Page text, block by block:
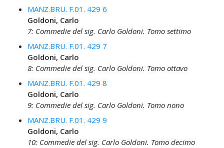
MANZ.BRU. F.01. 429 6
Goldoni, Carlo
7: Commedie del sig. Carlo Goldoni. Tomo settimo
MANZ.BRU. F.01. 429 7
Goldoni, Carlo
8: Commedie del sig. Carlo Goldoni. Tomo ottavo
MANZ.BRU. F.01. 429 8
Goldoni, Carlo
9: Commedie del sig. Carlo Goldoni. Tomo nono
MANZ.BRU. F.01. 429 9
Goldoni, Carlo
10: Commedie del sig. Carlo Goldoni. Tomo decimo